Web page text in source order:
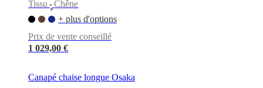
Tissu
•
Chêne
+ plus d'options
Prix de vente conseillé
1 029,00 €
Canapé chaise longue Osaka